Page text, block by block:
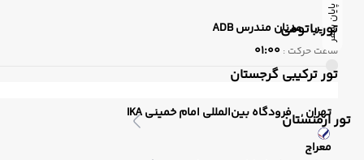
تور باتومی
تور ترکیبی گرجستان
تور ارمنستان
پایان سفر
ازمیر , عدنان مندرس ADB
ساعت حرکت : 01:00
تهران , فرودگاه بین‌المللی امام خمینی IKA
معراج